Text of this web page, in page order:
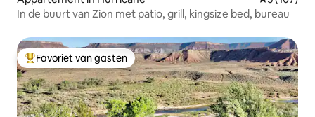
In de buurt van Zion met patio, grill, kingsize bed, bureau
Topfavoriet van gasten
Favoriet van gasten